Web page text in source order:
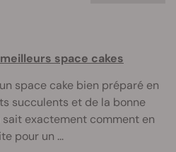
space cakes
space cake bien préparé en
succulents et de la bonne
exactement comment en
pour un ...